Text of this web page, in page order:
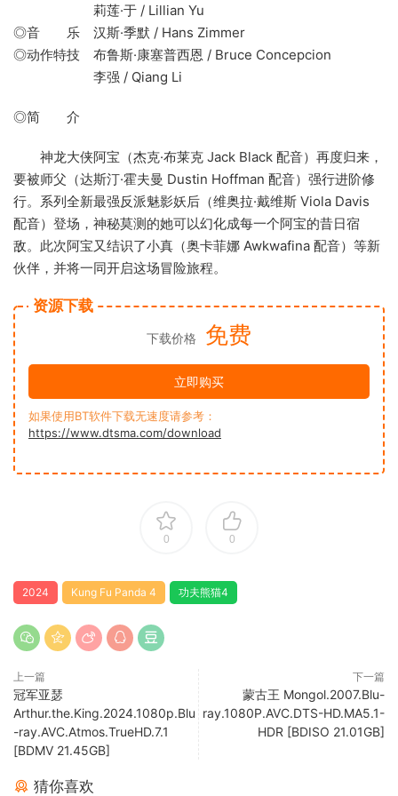
莉莲·于 / Lillian Yu
◎音 乐 汉斯·季默 / Hans Zimmer
◎动作特技 布鲁斯·康塞普西恩 / Bruce Concepcion
李强 / Qiang Li
◎简 介
神龙大侠阿宝（杰克·布莱克 Jack Black 配音）再度归来，
要被师父（达斯汀·霍夫曼 Dustin Hoffman 配音）强行进阶修
行。系列全新最强反派魅影妖后（维奥拉·戴维斯 Viola Davis
配音）登场，神秘莫测的她可以幻化成每一个阿宝的昔日宿
敌。此次阿宝又结识了小真（奥卡菲娜 Awkwafina 配音）等新
伙伴，并将一同开启这场冒险旅程。
资源下载
下载价格 免费
立即购买
如果使用BT软件下载无速度请参考：
https://www.dtsma.com/download
0 0
2024 Kung Fu Panda 4 功夫熊猫4
上一篇
冠军亚瑟
Arthur.the.King.2024.1080p.Blu
-ray.AVC.Atmos.TrueHD.7.1
[BDMV 21.45GB]
下一篇
蒙古王 Mongol.2007.Blu-
ray.1080P.AVC.DTS-HD.MA5.1-
HDR [BDISO 21.01GB]
猜你喜欢